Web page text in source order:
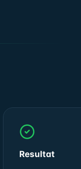
Resultat